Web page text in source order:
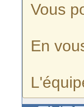
Vous
En